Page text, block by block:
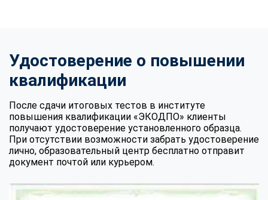
Удостоверение о повышении
квалификации
После сдачи итоговых тестов в институте
повышения квалификации «ЭКОДПО» клиенты
получают удостоверение установленного образца.
При отсутствии возможности забрать удостоверение
лично, образовательный центр бесплатно отправит
документ почтой или курьером.